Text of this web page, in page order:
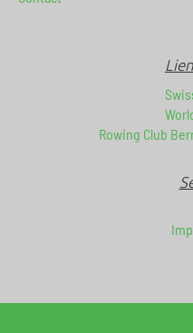
Rowing Club